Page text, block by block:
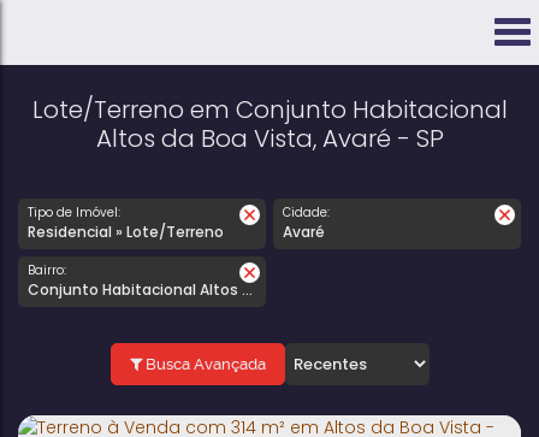
Lote/Terreno em Conjunto Habitacional
Altos da Boa Vista, Avaré - SP
Tipo de Imóvel:
Residencial » Lote/Terreno
Cidade:
Avaré
Bairro:
Conjunto Habitacional Altos da Boa Vista
Busca Avançada